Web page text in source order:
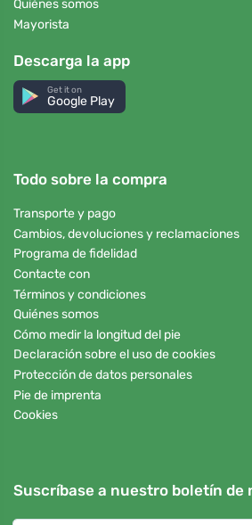
Quiénes somos
Mayorista
Descarga la app
Get it on
Google Play
Todo sobre la compra
Transporte y pago
Cambios, devoluciones y reclamaciones
Programa de fidelidad
Contacte con
Términos y condiciones
Quiénes somos
Cómo medir la longitud del pie
Declaración sobre el uso de cookies
Protección de datos personales
Pie de imprenta
Cookies
Suscríbase a nuestro boletín de